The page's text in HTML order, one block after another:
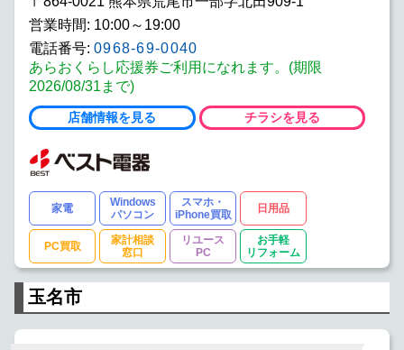
営業時間: 10:00～19:00
電話番号: 0968-69-0040
あらおくらし応援券ご利用になれます。(期限
2026/08/31まで)
店舗情報を見る チラシを見る
家電
Windows
パソコン
スマホ・
iPhone買取
日用品
PC買取
家計相談
窓口
リユース
PC
お手軽
リフォーム
玉名市